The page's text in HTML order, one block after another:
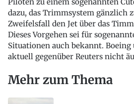
dazu, das Trimmsystem gänzlich
Zweifelsfall den Jet über das
Dieses Vorgehen sei für
Situationen auch bekannt.
aktuell gegenüber Reuters nicht
Mehr zum Thema